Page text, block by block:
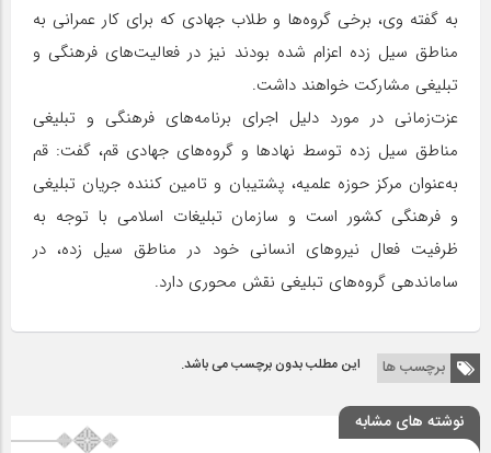
به گفته وی، برخی گروه‌ها و طلاب جهادی که برای کار عمرانی به
مناطق سیل زده اعزام شده بودند نیز در فعالیت‌های فرهنگی و
تبلیغی مشارکت خواهند داشت.
‌عزت‌زمانی در مورد دلیل اجرای برنامه‌های فرهنگی و تبلیغی
مناطق سیل زده توسط نهادها و گروه‌های جهادی قم، گفت: قم
به‌عنوان مرکز حوزه علمیه، پشتیبان و تامین کننده جریان تبلیغی
و فرهنگی کشور است و سازمان تبلیغات اسلامی با توجه به
ظرفیت فعال نیروهای انسانی خود در مناطق سیل زده، در
ساماندهی گروه‌های تبلیغی نقش محوری دارد.
برچسب ها این مطلب بدون برچسب می باشد.
نوشته های مشابه